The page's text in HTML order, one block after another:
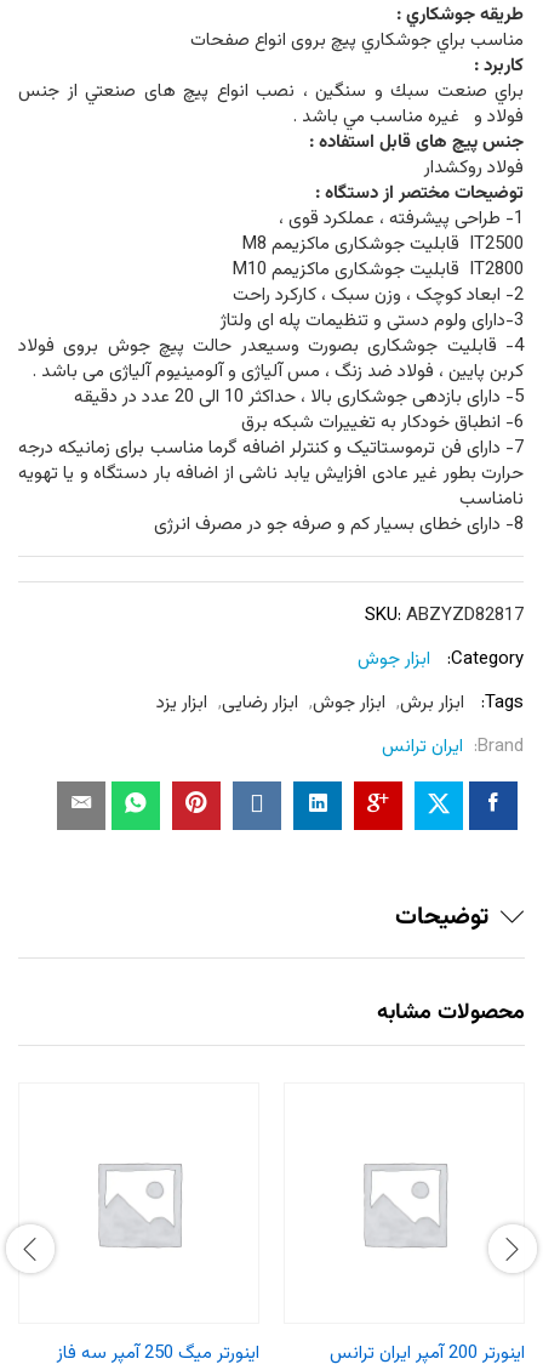
طريقه جوشكاري :
مناسب براي جوشكاري پیچ بروی انواع صفحات
كاربرد :
براي صنعت سبك و سنگين ، نصب انواع پیچ های صنعتي از جنس
فولاد و غيره مناسب مي باشد .
جنس پیچ های قابل استفاده :
فولاد روکشدار
توضيحات مختصر از دستگاه :
1- طراحی پیشرفته ، عملکرد قوی ،
IT2500 قابلیت جوشکاری ماکزیمم M8
IT2800 قابلیت جوشکاری ماکزیمم M10
2- ابعاد کوچک ، وزن سبک ، کارکرد راحت
3-دارای ولوم دستی و تنظیمات پله ای ولتاژ
4- قابلیت جوشکاری بصورت وسیعدر حالت پیچ جوش بروی فولاد
کربن پایین ، فولاد ضد زنگ ، مس آلیاژی و آلومینیوم آلیاژی می باشد .
5- دارای بازدهی جوشکاری بالا ، حداکثر 10 الی 20 عدد در دقیقه
6- انطباق خودکار به تغییرات شبکه برق
7- دارای فن ترموستاتیک و کنترلر اضافه گرما مناسب برای زمانیکه درجه
حرارت بطور غیر عادی افزایش یابد ناشی از اضافه بار دستگاه و یا تهویه
نامناسب
8- دارای خطای بسیار کم و صرفه جو در مصرف انرژی
SKU: ABZYZD82817
Category:
ابزار جوش
Tags:
ابزار برش, ابزار جوش, ابزار رضایی, ابزار یزد
Brand: ایران ترانس
توضیحات
محصولات مشابه
اینورتر 200 آمپر ایران ترانس
اینورتر میگ 250 آمپر سه فاز